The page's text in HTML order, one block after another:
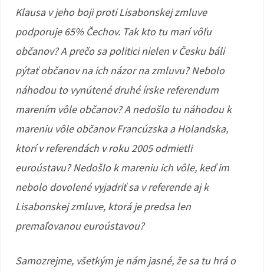
Klausa v jeho boji proti Lisabonskej zmluve
podporuje 65% Čechov. Tak kto tu marí vôľu
občanov? A prečo sa politici nielen v Česku báli
pýtať občanov na ich názor na zmluvu? Nebolo
náhodou to vynútené druhé írske referendum
marením vôle občanov? A nedošlo tu náhodou k
mareniu vôle občanov Francúzska a Holandska,
ktorí v referendách v roku 2005 odmietli
euroústavu? Nedošlo k mareniu ich vôle, keď im
nebolo dovolené vyjadriť sa v referende aj k
Lisabonskej zmluve, ktorá je predsa len
premaľovanou euroústavou?
Samozrejme, všetkým je nám jasné, že sa tu hrá o